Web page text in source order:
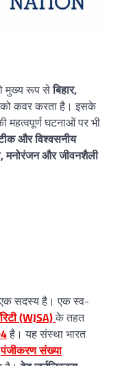
मुख्य रूप सेबिहार,
कवर करता है। इसके
महत्वपूर्ण घटनाओं पर भी
और विश्वसनीय
मनोरंजन और जीवनशैली
सदस्य है। एक स्व-
(WJSA)के तहत
है। यह संस्था भारत
पंजीकरण संख्या